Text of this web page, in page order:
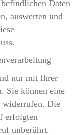
Daten
auswerten und
nur mit Ihrer
Sie können eine
widerrufen. Die
erfolgten
unberührt.